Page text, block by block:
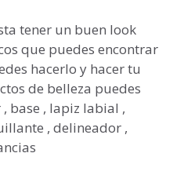
tener un buen look
que puedes encontrar
hacerlo y hacer tu
de belleza puedes
base , lapiz labial ,
, delineador ,